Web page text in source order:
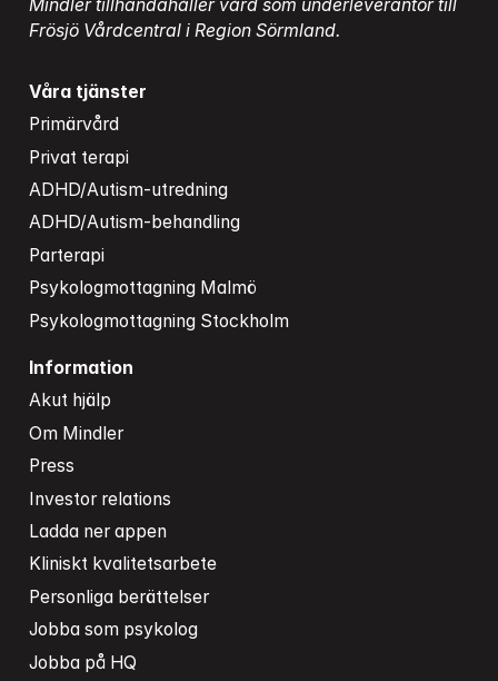
Mindler tillhandahåller vård som underleverantör till
Frösjö Vårdcentral i Region Sörmland.
Våra tjänster
Primärvård
Privat terapi
ADHD/Autism-utredning
ADHD/Autism-behandling
Parterapi
Psykologmottagning Malmö
Psykologmottagning Stockholm
Information
Akut hjälp
Om Mindler
Press
Investor relations
Ladda ner appen
Kliniskt kvalitetsarbete
Personliga berättelser
Jobba som psykolog
Jobba på HQ